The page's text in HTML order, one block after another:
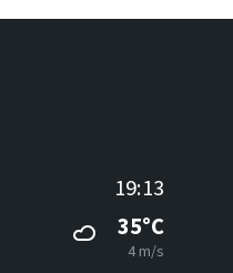
19:13
35°C
4 m/s